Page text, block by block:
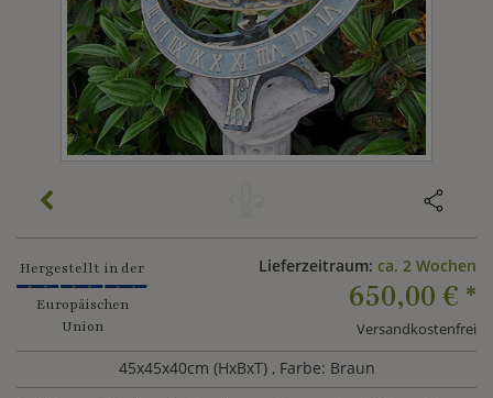
Hergestellt in der
Europäischen
Union
Lieferzeitraum: ca. 2 Wochen
650,00 € *
Versandkostenfrei
45x45x40cm (HxBxT) , Farbe: Braun